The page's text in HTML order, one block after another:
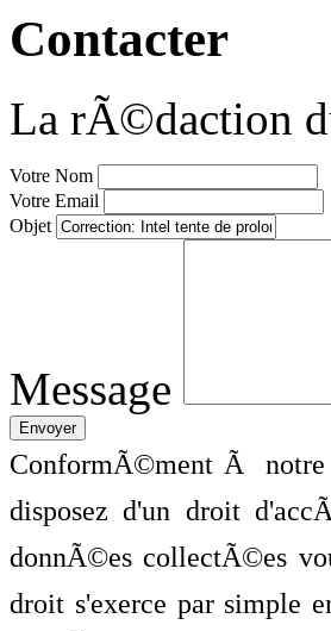
Contacter
La rÃ©daction
Votre Nom
Votre Email
Objet
Message
ConformÃ©ment Ã notre
disposez d'un droit
donnÃ©es collectÃ©es
droit s'exerce par